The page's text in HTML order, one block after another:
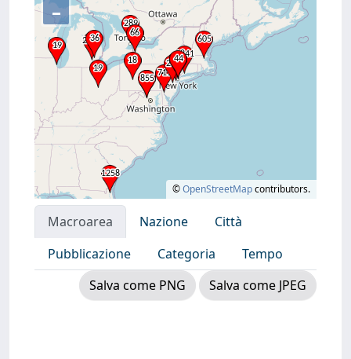
–
©OpenStreetMapcontributors.
Macroarea Nazione
Città
Pubblicazione
Categoria
Tempo
Salva come PNG
Salva come JPEG